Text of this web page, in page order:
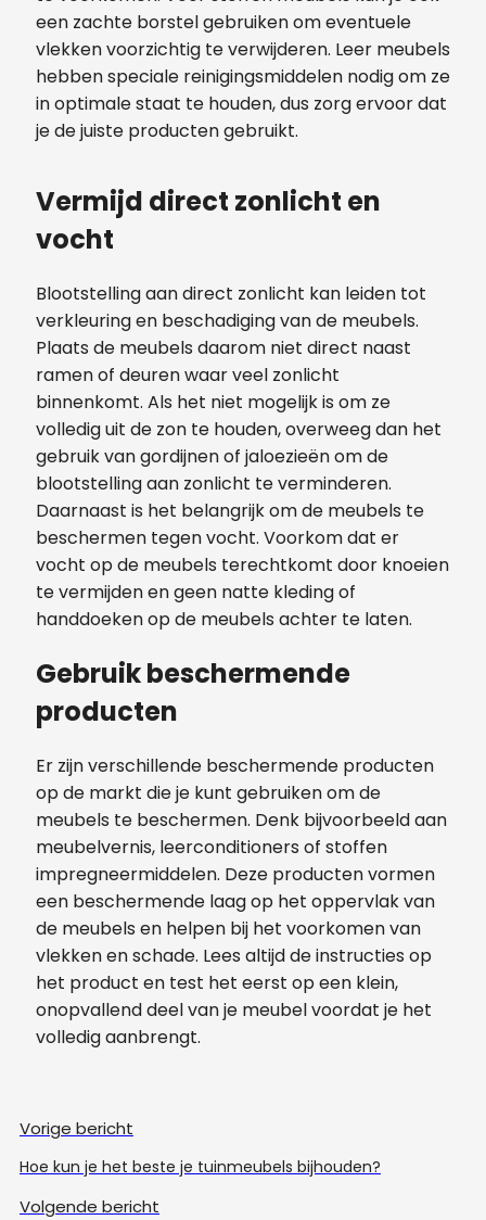
een zachte borstel gebruiken om eventuele
vlekken voorzichtig te verwijderen. Leer meubels
hebben speciale reinigingsmiddelen nodig om ze
in optimale staat te houden, dus zorg ervoor dat
je de juiste producten gebruikt.
Vermijd direct zonlicht en
vocht
Blootstelling aan direct zonlicht kan leiden tot
verkleuring en beschadiging van de meubels.
Plaats de meubels daarom niet direct naast
ramen of deuren waar veel zonlicht
binnenkomt. Als het niet mogelijk is om ze
volledig uit de zon te houden, overweeg dan het
gebruik van gordijnen of jaloezieën om de
blootstelling aan zonlicht te verminderen.
Daarnaast is het belangrijk om de meubels te
beschermen tegen vocht. Voorkom dat er
vocht op de meubels terechtkomt door knoeien
te vermijden en geen natte kleding of
handdoeken op de meubels achter te laten.
Gebruik beschermende
producten
Er zijn verschillende beschermende producten
op de markt die je kunt gebruiken om de
meubels te beschermen. Denk bijvoorbeeld aan
meubelvernis, leerconditioners of stoffen
impregneermiddelen. Deze producten vormen
een beschermende laag op het oppervlak van
de meubels en helpen bij het voorkomen van
vlekken en schade. Lees altijd de instructies op
het product en test het eerst op een klein,
onopvallend deel van je meubel voordat je het
volledig aanbrengt.
Vorige bericht
Hoe kun je het beste je tuinmeubels bijhouden?
Volgende bericht